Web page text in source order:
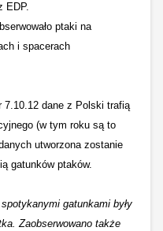
EDP.
ptaki na
i spacerach
dane z Polski trafią
(w tym roku są to
utworzona zostanie
gatunków ptaków.
gatunkami były
Zaobserwowano także